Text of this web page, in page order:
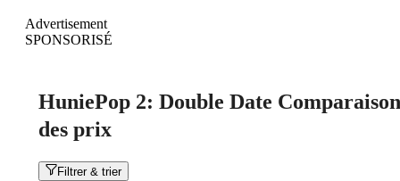
Advertisement
SPONSORISÉ
HuniePop 2: Double Date Comparaison
des prix
Filtrer & trier